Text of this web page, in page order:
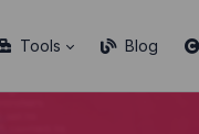
Tools Blog